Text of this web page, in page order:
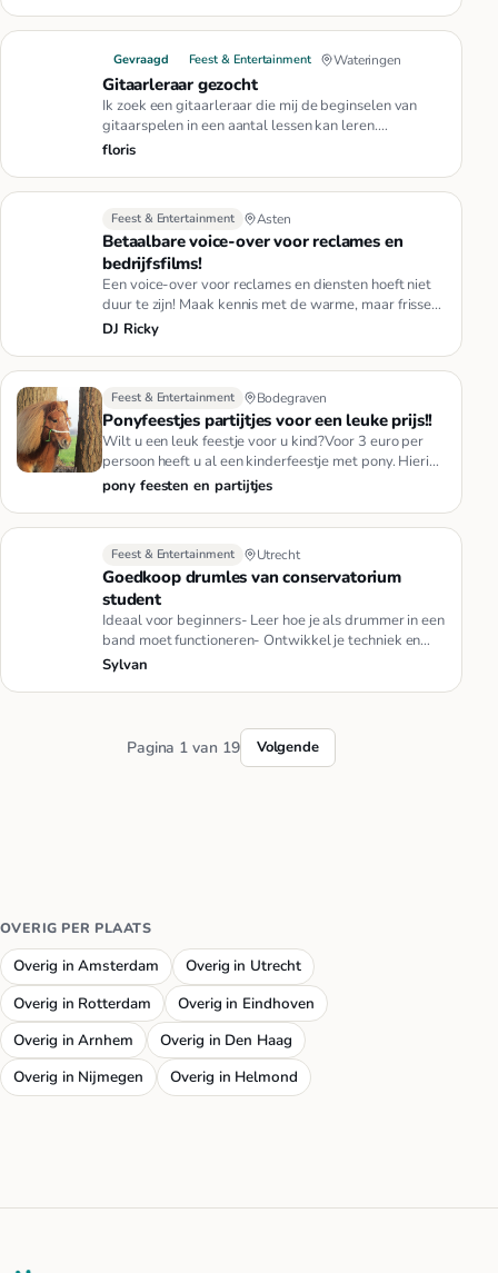
Gevraagd Feest & Entertainment Wateringen
Gitaarleraar gezocht
Ik zoek een gitaarleraar die mij de beginselen van
gitaarspelen in een aantal lessen kan leren.
Omgeving Den Haag.
floris
Feest & Entertainment Asten
Betaalbare voice-over voor reclames en
bedrijfsfilms!
Een voice-over voor reclames en diensten hoeft niet
duur te zijn! Maak kennis met de warme, maar frisse
stem van Ricky B…
DJ Ricky
Feest & Entertainment Bodegraven
Ponyfeestjes partijtjes voor een leuke prijs!!
Wilt u een leuk feestje voor u kind?Voor 3 euro per
persoon heeft u al een kinderfeestje met pony. Hierin
zit inbegrepen…
pony feesten en partijtjes
Feest & Entertainment Utrecht
Goedkoop drumles van conservatorium
student
Ideaal voor beginners- Leer hoe je als drummer in een
band moet functioneren- Ontwikkel je techniek en
creativiteit- All…
Sylvan
Pagina 1 van 19 Volgende
OVERIG PER PLAATS
Overig in Amsterdam
Overig in Utrecht
Overig in Rotterdam
Overig in Eindhoven
Overig in Arnhem
Overig in Den Haag
Overig in Nijmegen
Overig in Helmond